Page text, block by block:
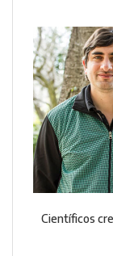
Científicos